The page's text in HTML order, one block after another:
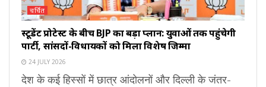
चर्चित
स्टूडेंट प्रोटेस्ट के बीच BJP का बड़ा प्लान: युवाओं तक पहुंचेगी
पार्टी, सांसदों-विधायकों को मिला विशेष जिम्मा
24 JULY 2026
देश के कई हिस्सों में छात्र आंदोलनों और दिल्ली के जंतर-